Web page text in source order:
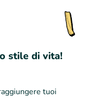
stile di vita!
tuoi